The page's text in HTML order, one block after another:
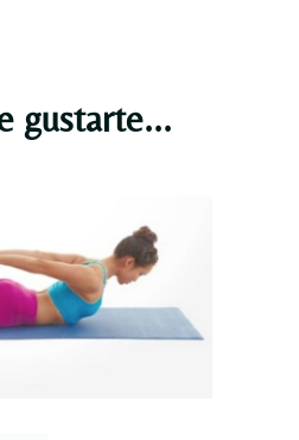
gustarte...